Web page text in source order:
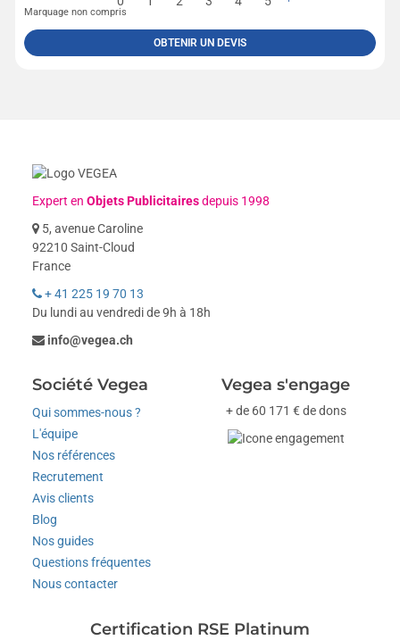
Marquage non compris
OBTENIR UN DEVIS
Expert enObjets Publicitairesdepuis 1998
5, avenue Caroline
92210 Saint-Cloud
France
+ 41 225 19 70 13
Du lundi au vendredi de 9h à 18h
info@vegea.ch
Société Vegea
Qui sommes-nous ?
L'équipe
Nos références
Recrutement
Avis clients
Blog
Nos guides
Questions fréquentes
Nous contacter
Vegea s'engage
+ de 60 171 € de dons
Certification RSE Platinum